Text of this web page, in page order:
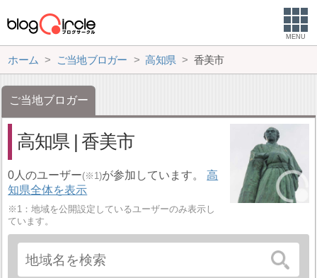
MENU
ホーム ご当地ブロガー 高知県 香美市
ご当地ブロガー
高知県 | 香美市
0人のユーザー(※1)が参加しています。高
知県全体を表示
※1：地域を公開設定しているユーザーのみ表示し
ています。